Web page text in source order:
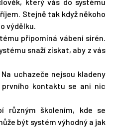
který vás do systému
Stejně tak když někoho
výdělku.
připomíná vábení sirén.
snaží získat, aby z vás
uchazeče nejsou kladeny
kontaktu se ani nic
různým školením, kde se
být systém výhodný a jak